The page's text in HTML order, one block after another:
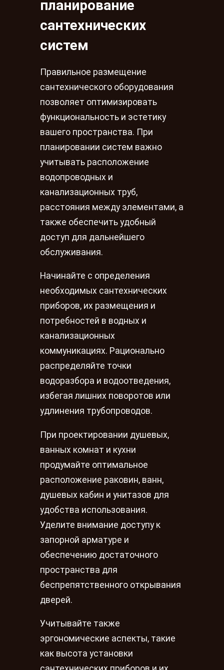
планирование
сантехнических
систем
Правильное размещение
сантехнического оборудования
позволяет оптимизировать
функциональность и эстетику
вашего пространства. При
планировании систем важно
учитывать расположение
водопроводных и
канализационных труб,
расстояния между элементами, а
также обеспечить удобный
доступ для дальнейшего
обслуживания.
Начинайте с определения
необходимых сантехнических
приборов, их размещения и
потребностей в водных и
канализационных
коммуникациях. Рационально
распределяйте точки
водоразбора и водоотведения,
избегая лишних поворотов или
удлинения трубопроводов.
При проектировании душевых,
ванных комнат и кухни
продумайте оптимальное
расположение раковин, ванн,
душевых кабин и унитазов для
удобства использования.
Уделите внимание доступу к
запорной арматуре и
обеспечению достаточного
пространства для
беспрепятственного открывания
дверей.
Учитывайте также
эргономические аспекты, такие
как высота установки